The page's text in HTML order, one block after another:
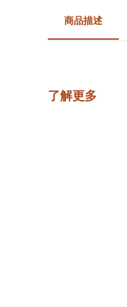
商品描述
了解更多